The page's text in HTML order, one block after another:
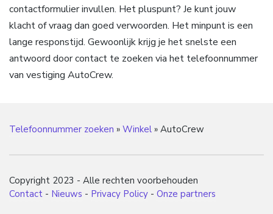
contactformulier invullen. Het pluspunt? Je kunt jouw
klacht of vraag dan goed verwoorden. Het minpunt is een
lange responstijd. Gewoonlijk krijg je het snelste een
antwoord door contact te zoeken via het telefoonnummer
van vestiging AutoCrew.
Telefoonnummer zoeken » Winkel » AutoCrew
Copyright 2023 - Alle rechten voorbehouden
Contact - Nieuws - Privacy Policy - Onze partners